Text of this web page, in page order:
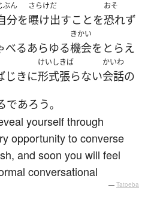
ぶん
分を
さらけだ
曝け出すことを
おそ
恐れず
べるあらゆる
きかい
機会を とらえ
じきに
けいしきば
形式張らない
かいわ
会話の
であろう。
yourself through
opportunity to converse
and soon you will feel
conversational
— Tatoeba